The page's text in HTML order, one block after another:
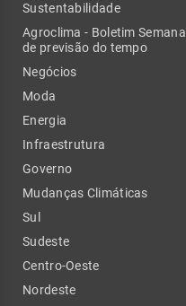
Sustentabilidade
Agroclima - Boletim Semanal
de previsão do tempo
Negócios
Moda
Energia
Infraestrutura
Governo
Mudanças Climáticas
Sul
Sudeste
Centro-Oeste
Nordeste